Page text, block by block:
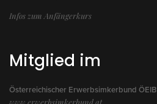
Infos zum Anfängerkurs
Mitglied im
Österreichischer Erwerbsimkerbund ÖEIB